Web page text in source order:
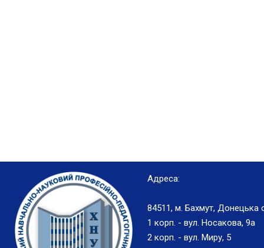
Адреса:
84511, м. Бахмут, Донецька
1 корп. - вул. Носакова, 9а
2 корп. - вул. Миру, 5